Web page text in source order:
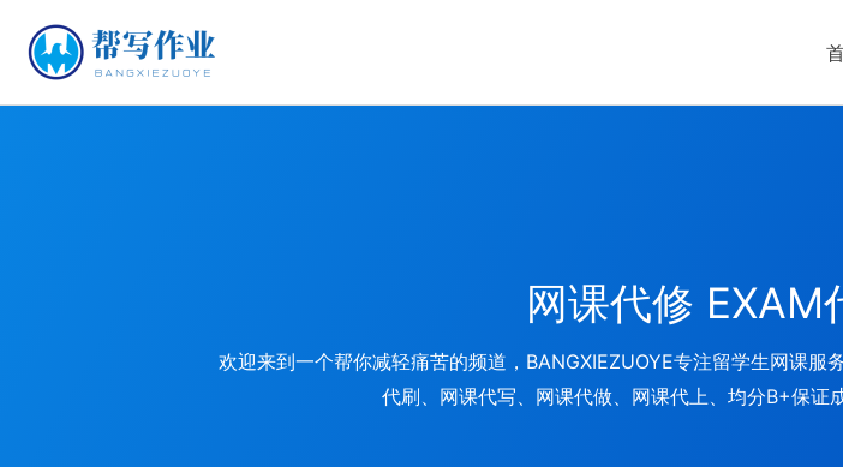
网课代修 EXAM
欢迎来到一个帮你减轻痛苦的频道，BANGXIEZUOYE专注留学生网课
代刷、网课代写、网课代做、网课代上、均分B+保证